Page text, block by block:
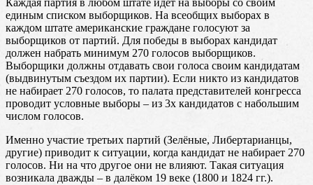
Каждая партия в любом штате идёт на выборы со своим
единым списком выборщиков. На всеобщих выборах в
каждом штате американские граждане голосуют за
выборщиков от партий. Для победы в выборах кандидат
должен набрать минимум 270 голосов выборщиков.
Выборщики должны отдавать свои голоса своим кандидатам
(выдвинутым съездом их партии). Если никто из кандидатов
не набирает 270 голосов, то палата представителей конгресса
проводит условные выборы – из 3х кандидатов с набольшим
числом голосов.
Именно участие третьих партий (Зелёные, Либертарианцы,
другие) приводит к ситуации, когда кандидат не набирает 270
голосов. Ни на что другое они не влияют. Такая ситуация
возникала дважды – в далёком 19 веке (1800 и 1824 гг.).